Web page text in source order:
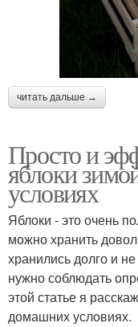
читать дальше →
Просто и
яблоки
условиях
Яблоки - это очень
можно хранить
хранились долго и
нужно соблюдать
этой статье я
домашних условиях.